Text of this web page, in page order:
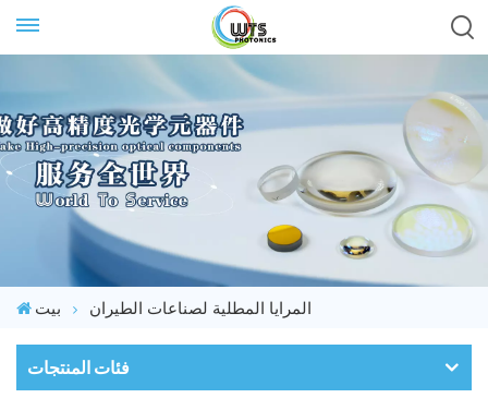
بيت المرايا المطلية لصناعات الطيران
فئات المنتجات